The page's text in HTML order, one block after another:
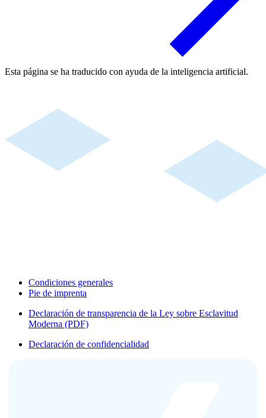
Esta página se ha traducido con ayuda de la inteligencia artificial.
Condiciones generales
Pie de imprenta
Declaración de transparencia de la Ley sobre Esclavitud
Moderna (PDF)
Declaración de confidencialidad